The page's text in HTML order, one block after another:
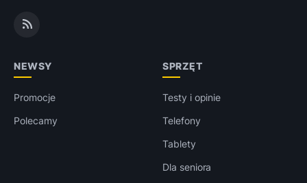
NEWSY
Promocje
Polecamy
SPRZĘT
Testy i opinie
Telefony
Tablety
Dla seniora